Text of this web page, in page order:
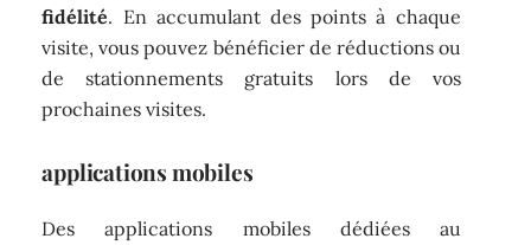
fidélité. En accumulant des points à chaque
visite, vous pouvez bénéficier de réductions ou
de stationnements gratuits lors de vos
prochaines visites.
applications mobiles
Des applications mobiles dédiées au